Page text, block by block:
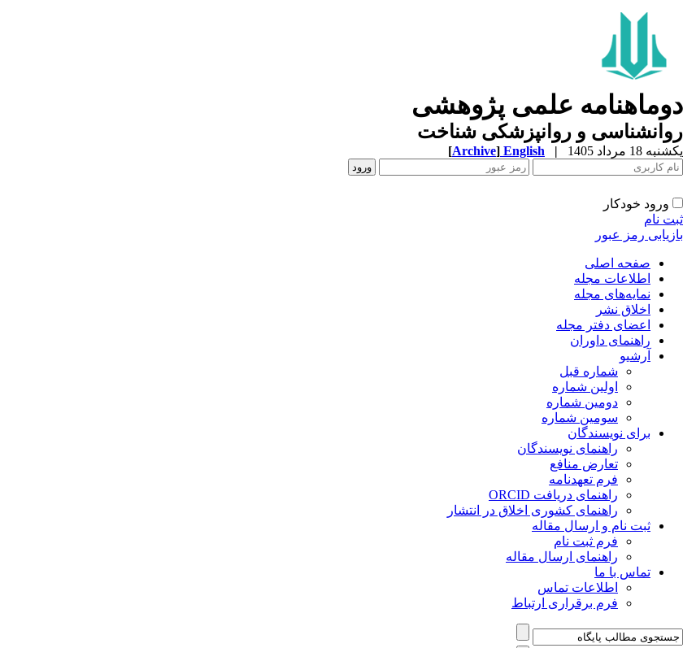
دوماهنامه علمی پژوهشی
روانشناسی و روانپزشکی شناخت
یکشنبه 18 مرداد 1405 |
English
[Archive]
ورود خودکار
ثبت نام
بازیابی رمز عبور
صفحه اصلی
اطلاعات مجله
نمایه‌های مجله
اخلاق نشر
اعضای دفتر مجله
راهنمای داوران
آرشیو
شماره قبل
اولین شماره
دومین شماره
سومین شماره
برای نویسندگان
راهنمای نویسندگان
تعارض منافع
فرم تعهدنامه
راهنمای دریافت ORCID
راهنمای کشوری اخلاق در انتشار
ثبت نام و ارسال مقاله
فرم ثبت نام
راهنمای ارسال مقاله
تماس با ما
اطلاعات تماس
فرم برقراری ارتباط